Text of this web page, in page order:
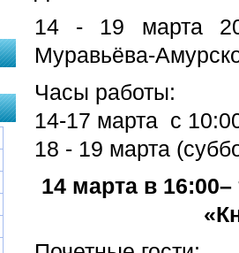
14 - 19 марта
Муравьёва-
Часы работы:
14-17 марта с
18 - 19 марта
14 марта в